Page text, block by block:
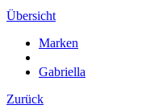
Übersicht
Marken
Gabriella
Zurück